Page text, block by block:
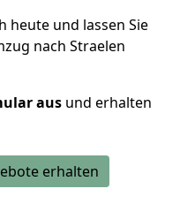
heute und lassen Sie
nach Straelen
aus und erhalten
erhalten